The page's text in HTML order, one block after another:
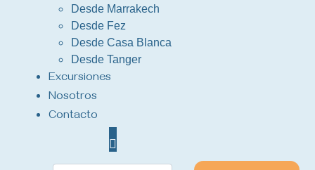
Desde Marrakech
Desde Fez
Desde Casa Blanca
Desde Tanger
Excursiones
Nosotros
Contacto